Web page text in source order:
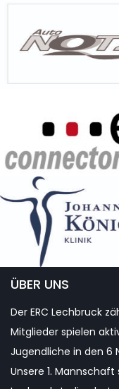
ÜBER UNS
Der ERC Lechbruck
Mitglieder spielen
Jugendliche in den 6
Unsere 1.